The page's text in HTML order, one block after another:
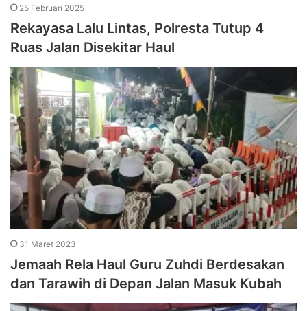
25 Februari 2025
Rekayasa Lalu Lintas, Polresta Tutup 4
Ruas Jalan Disekitar Haul
31 Maret 2023
Jemaah Rela Haul Guru Zuhdi Berdesakan
dan Tarawih di Depan Jalan Masuk Kubah